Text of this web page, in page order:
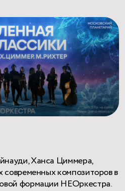
Ханса Циммера,
композиторов в
формации НЕОркестра.